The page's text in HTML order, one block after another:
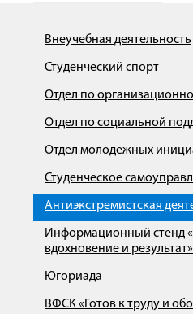
Внеучебная деятельность
Студенческий спорт
Отдел по
Отдел по социальной
Отдел молодежных
Студенческое
Антиэкстремистская
Информационный стенд
вдохновение и результат»
Югориада
ВФСК «Готов к труду и